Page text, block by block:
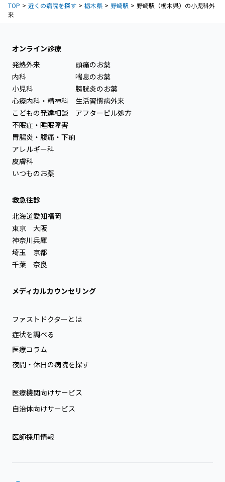
TOP 近くの病院を探す 栃木県 野崎駅
野崎駅（栃木県）の小児科外
来
オンライン診療
発熱外来
内科
小児科
心療内科・精神科
こどもの発達相談
不眠症・睡眠障害
胃腸炎・腹痛・下痢
アレルギー科
皮膚科
いつものお薬
頭痛のお薬
喘息のお薬
膀胱炎のお薬
生活習慣病外来
アフターピル処方
救急往診
北海道
東京
神奈川
埼玉
千葉
愛知
大阪
兵庫
京都
奈良
福岡
メディカルカウンセリング
ファストドクターとは
症状を調べる
医療コラム
夜間・休日の病院を探す
医療機関向けサービス
自治体向けサービス
医師採用情報